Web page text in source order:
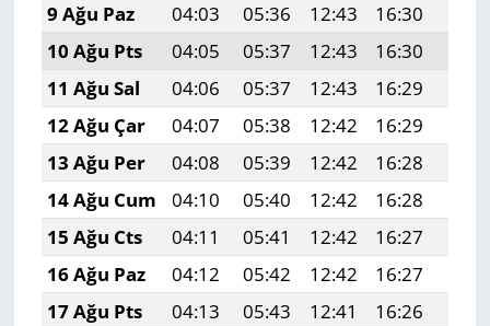
9 Ağu Paz
04:03 05:36 12:43 16:30
10 Ağu Pts
04:05 05:37 12:43 16:30
11 Ağu Sal
04:06 05:37 12:43 16:29
12 Ağu Çar
04:07 05:38 12:42 16:29
13 Ağu Per
04:08 05:39 12:42 16:28
14 Ağu Cum
04:10 05:40 12:42 16:28
15 Ağu Cts
04:11 05:41 12:42 16:27
16 Ağu Paz
04:12 05:42 12:42 16:27
17 Ağu Pts
04:13 05:43 12:41 16:26